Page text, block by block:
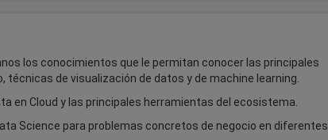
los conocimientos que le permitan conocer las principales
técnicas de visualización de datos y de machine learning.
en Cloud y las principales herramientas del ecosistema.
Science para problemas concretos de negocio en diferentes